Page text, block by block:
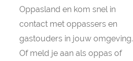
Oppasland en kom snel in
contact met oppassers en
gastouders in jouw omgeving.
Of meld je aan als oppas of